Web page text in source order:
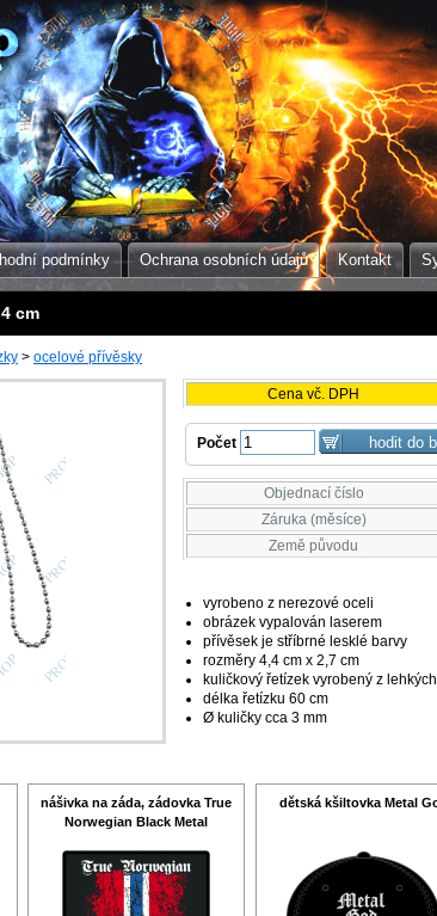
podmínky Ochrana osobních údajů Kontakt
cm
> ocelové přívěsky
Cena vč. DPH
Počet
Objednací číslo
Záruka (měsíce)
Země původu
vyrobeno z nerezové oceli
obrázek vypalován laserem
přívěsek je stříbrné lesklé barvy
rozměry 4,4 cm x 2,7 cm
kuličkový řetízek vyrobený z
délka řetízku 60 cm
Ø kuličky cca 3 mm
nášivka na záda, zádovka True
Norwegian Black Metal
dětská kšiltovka Metal